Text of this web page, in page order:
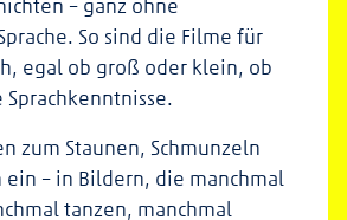
So sind die Filme für
egal ob groß oder klein, ob
zum Staunen, Schmunzeln
– in Bildern, die manchmal
tanzen, manchmal